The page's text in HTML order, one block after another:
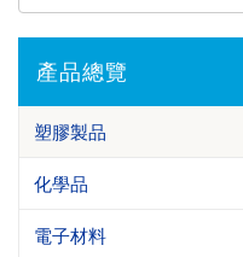
產品總覽
塑膠製品
化學品
電子材料